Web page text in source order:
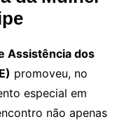
Assistência dos
promoveu, no
especial em
não apenas